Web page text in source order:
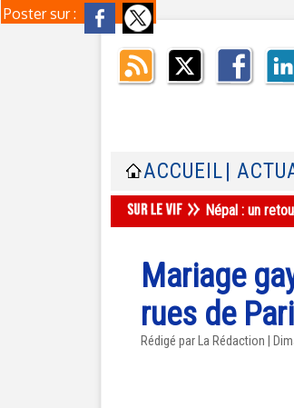
Poster sur :
ACCUEIL |
Népal : un
Mariage
rues de
Rédigé par La Rédaction |